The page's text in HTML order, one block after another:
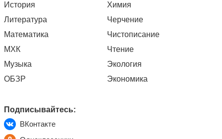
История
Литература
Математика
МХК
Музыка
ОБЗР
Химия
Черчение
Чистописание
Чтение
Экология
Экономика
Подписывайтесь:
ВКонтакте